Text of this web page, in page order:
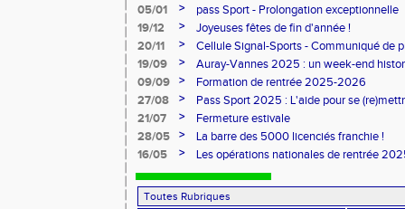
05/01
>
pass Sport - Prolongation exceptionnelle
19/12
>
Joyeuses fêtes de fin d'année !
20/11
>
Cellule Signal-Sports - Communiqué de
Sports
19/09 >
Auray-Vannes 2025 : un week-end
marathon breton
09/09 >
Formation de rentrée 2025-2026
27/08
>
Pass Sport 2025 : L'aide pour se
21/07
>
Fermeture estivale
28/05
>
La barre des 5000 licenciés franchie !
16/05
> Les opérations nationales de rentrée